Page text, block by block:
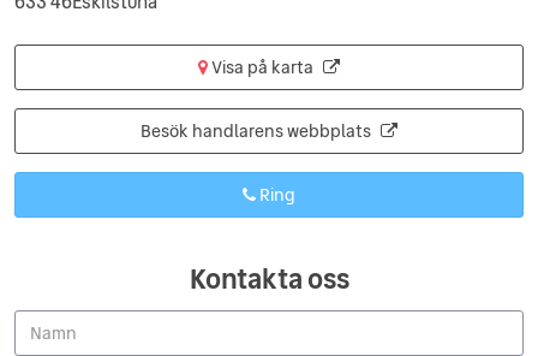
Visa på karta
Besök handlarens webbplats
Ring
Kontakta oss